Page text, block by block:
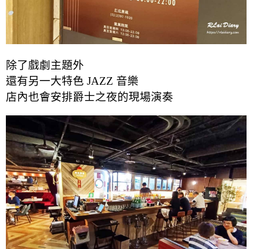
除了戲劇主題外
還有另一大特色 JAZZ 音樂
店內也會安排爵士之夜的現場演奏